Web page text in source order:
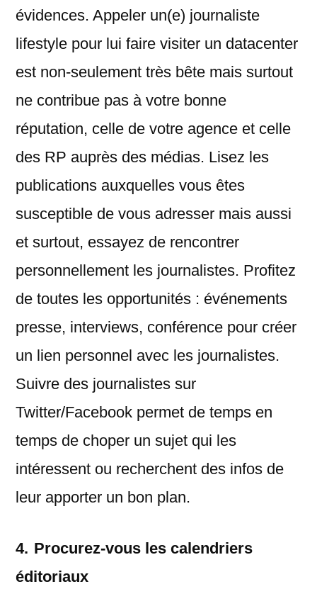
évidences. Appeler un(e) journaliste
lifestyle pour lui faire visiter un datacenter
est non-seulement très bête mais surtout
ne contribue pas à votre bonne
réputation, celle de votre agence et celle
des RP auprès des médias. Lisez les
publications auxquelles vous êtes
susceptible de vous adresser mais aussi
et surtout, essayez de rencontrer
personnellement les journalistes. Profitez
de toutes les opportunités : événements
presse, interviews, conférence pour créer
un lien personnel avec les journalistes.
Suivre des journalistes sur
Twitter/Facebook permet de temps en
temps de choper un sujet qui les
intéressent ou recherchent des infos de
leur apporter un bon plan.
4. Procurez-vous les calendriers
éditoriaux